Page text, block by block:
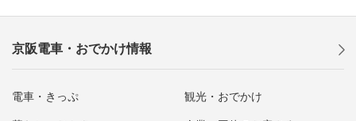
京阪電車・おでかけ情報
電車・きっぷ 観光・おでかけ